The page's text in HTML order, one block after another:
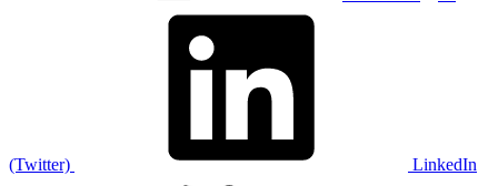
(Twitter) LinkedIn